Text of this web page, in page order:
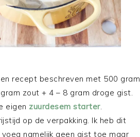
recept beschreven met 500 gram
zout + 4 – 8 gram droge gist.
eigen zuurdesem starter.
op de verpakking. Ik heb dit
namelijk geen gist toe maar